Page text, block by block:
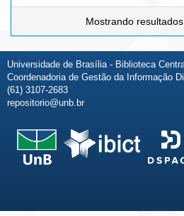
Mostrando
Universidade de Brasília - Biblioteca
Coordenadoria de Gestão da Informação
(61) 3107-2683
repositorio@unb.br